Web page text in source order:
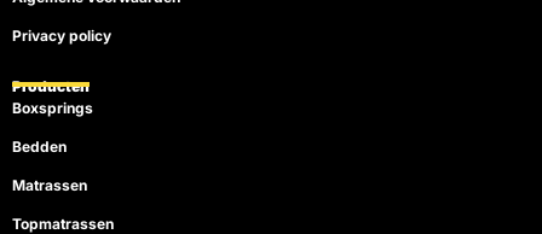
Privacy policy
Producten
Boxsprings
Bedden
Matrassen
Topmatrassen